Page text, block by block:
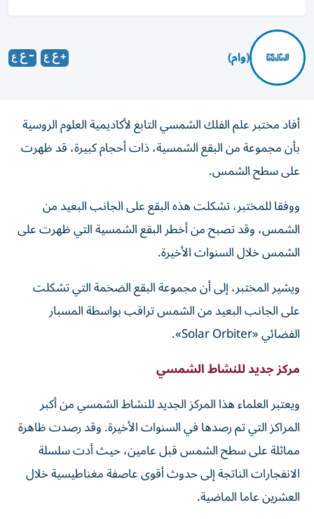
(وام)
أفاد مختبر علم الفلك الشمسي التابع لأكاديمية العلوم الروسية
بأن مجموعة من البقع الشمسية، ذات أحجام كبيرة، قد ظهرت
على سطح الشمس.
ووفقا للمختبر، تشكلت هذه البقع على الجانب البعيد من
الشمس، وقد تصبح من أخطر البقع الشمسية التي ظهرت على
الشمس خلال السنوات الأخيرة.
ويشير المختبر، إلى أن مجموعة البقع الضخمة التي تشكلت
على الجانب البعيد من الشمس تراقب بواسطة المسبار
الفضائي «Solar Orbiter».
مركز جديد للنشاط الشمسي
ويعتبر العلماء هذا المركز الجديد للنشاط الشمسي من أكبر
المراكز التي تم رصدها في السنوات الأخيرة. وقد رصدت ظاهرة
مماثلة على سطح الشمس قبل عامين، حيث أدت سلسلة
الانفجارات الناتجة إلى حدوث أقوى عاصفة مغناطيسية خلال
العشرين عاما الماضية.